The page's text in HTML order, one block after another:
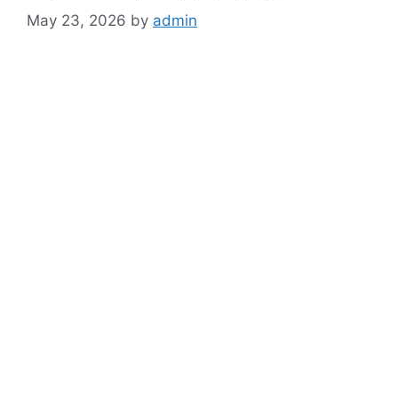
May 23, 2026 by admin